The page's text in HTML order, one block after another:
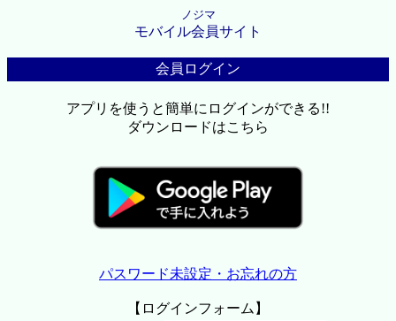
ノジマ
モバイル会員サイト
会員ログイン
アプリを使うと簡単にログインができる!!
ダウンロードはこちら
パスワード未設定・お忘れの方
【ログインフォーム】